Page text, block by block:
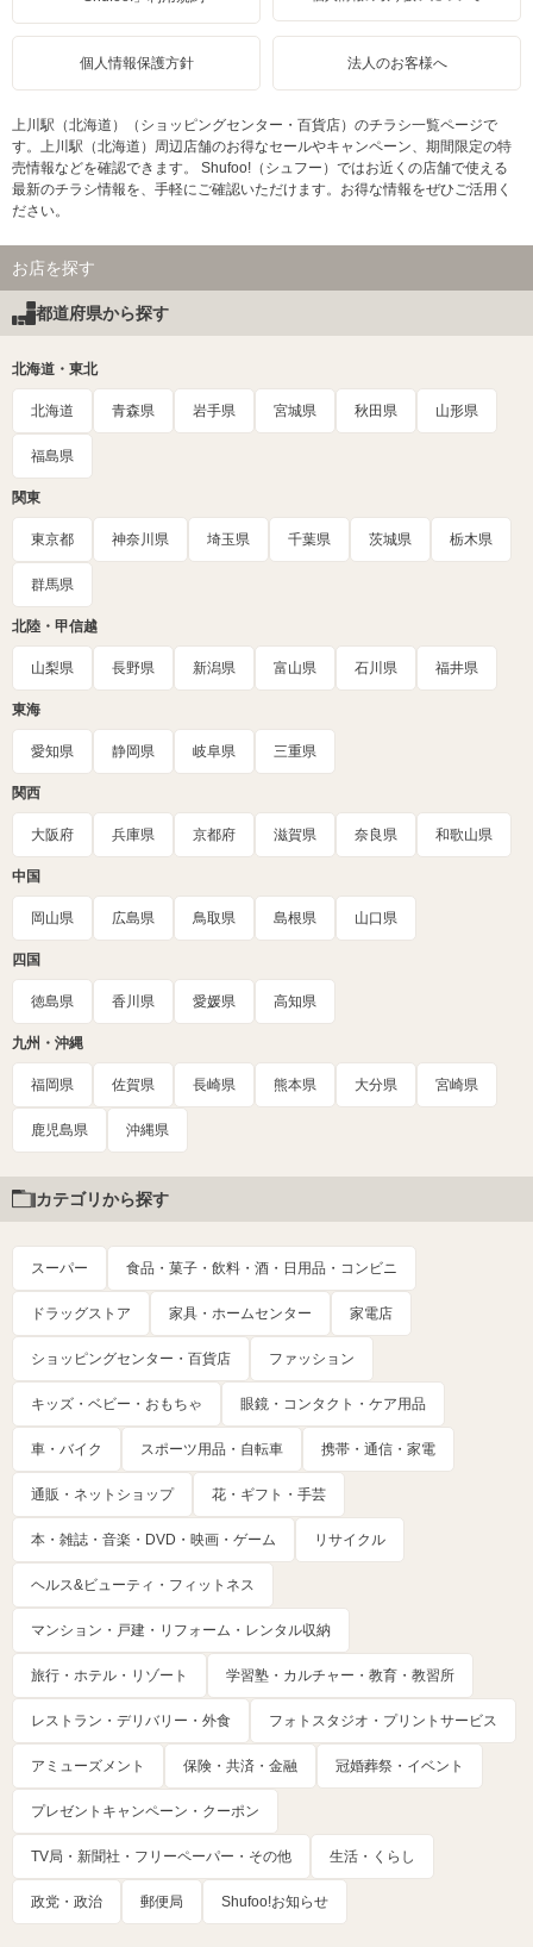
個人情報保護方針 法人のお客様へ
上川駅（北海道）（ショッピングセンター・百貨店）のチラシ一覧ページで
す。上川駅（北海道）周辺店舗のお得なセールやキャンペーン、期間限定の特
売情報などを確認できます。 Shufoo!（シュフー）ではお近くの店舗で使える
最新のチラシ情報を、手軽にご確認いただけます。お得な情報をぜひご活用く
ださい。
お店を探す
都道府県から探す
北海道・東北
北海道 青森県 岩手県 宮城県 秋田県 山形県
福島県
関東
東京都 神奈川県 埼玉県 千葉県 茨城県 栃木県
群馬県
北陸・甲信越
山梨県 長野県 新潟県 富山県 石川県 福井県
東海
愛知県 静岡県 岐阜県 三重県
関西
大阪府 兵庫県 京都府 滋賀県 奈良県 和歌山県
中国
岡山県 広島県 鳥取県 島根県 山口県
四国
徳島県 香川県 愛媛県 高知県
九州・沖縄
福岡県 佐賀県 長崎県 熊本県 大分県 宮崎県
鹿児島県 沖縄県
カテゴリから探す
スーパー 食品・菓子・飲料・酒・日用品・コンビニ
ドラッグストア 家具・ホームセンター 家電店
ショッピングセンター・百貨店 ファッション
キッズ・ベビー・おもちゃ 眼鏡・コンタクト・ケア用品
車・バイク スポーツ用品・自転車 携帯・通信・家電
通販・ネットショップ 花・ギフト・手芸
本・雑誌・音楽・DVD・映画・ゲーム リサイクル
ヘルス&ビューティ・フィットネス
マンション・戸建・リフォーム・レンタル収納
旅行・ホテル・リゾート 学習塾・カルチャー・教育・教習所
レストラン・デリバリー・外食 フォトスタジオ・プリントサービス
アミューズメント 保険・共済・金融 冠婚葬祭・イベント
プレゼントキャンペーン・クーポン
TV局・新聞社・フリーペーパー・その他 生活・くらし
政党・政治 郵便局 Shufoo!お知らせ